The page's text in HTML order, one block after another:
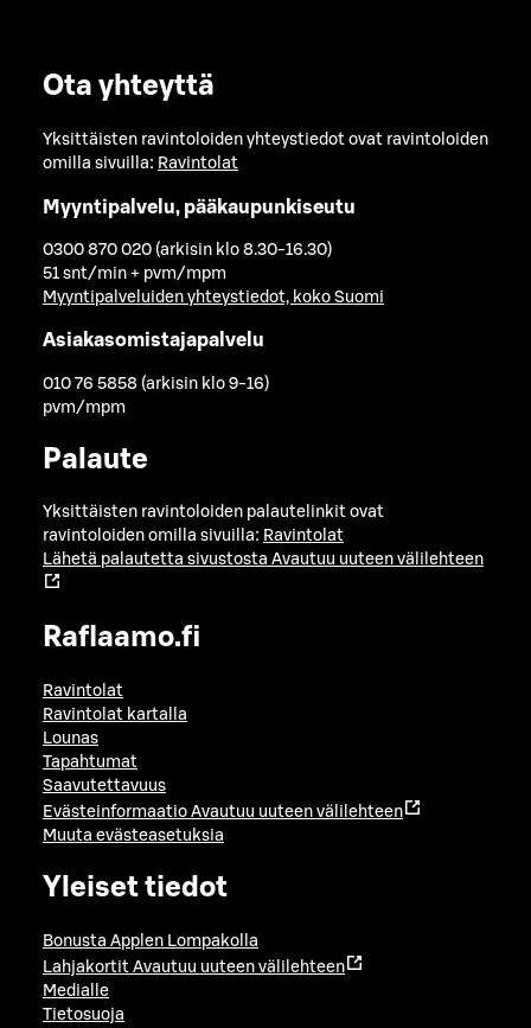
Ota yhteyttä
Yksittäisten ravintoloiden yhteystiedot ovat ravintoloiden
omilla sivuilla: Ravintolat
Myyntipalvelu, pääkaupunkiseutu
0300 870 020 (arkisin klo 8.30-16.30)
51 snt/min + pvm/mpm
Myyntipalveluiden yhteystiedot, koko Suomi
Asiakasomistajapalvelu
010 76 5858 (arkisin klo 9-16)
pvm/mpm
Palaute
Yksittäisten ravintoloiden palautelinkit ovat
ravintoloiden omilla sivuilla: Ravintolat
Lähetä palautetta sivustosta Avautuu uuteen välilehteen
Raflaamo.fi
Ravintolat
Ravintolat kartalla
Lounas
Tapahtumat
Saavutettavuus
Evästeinformaatio Avautuu uuteen välilehteen
Muuta evästeasetuksia
Yleiset tiedot
Bonusta Applen Lompakolla
Lahjakortit Avautuu uuteen välilehteen
Medialle
Tietosuoja